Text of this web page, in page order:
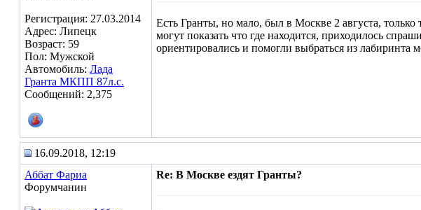
Регистрация: 27.03.2014
Адрес: Липецк
Возраст: 59
Пол: Мужской
Автомобиль: Лада
Гранта МКПП 87л.с.
Сообщений: 2,375
Есть Гранты, но мало, был в Москве 2 августа,
могут показать что где находится, приходилось
ориентировались и помогли выбраться из лабиринта
16.09.2018, 12:19
Аббат Фариа
Форумчанин
Re: В Москве ездят Гранты?